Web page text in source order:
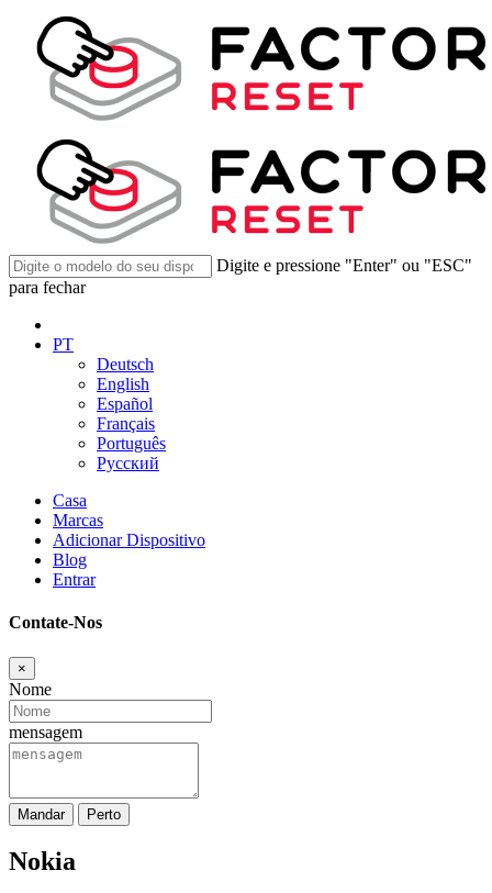
Digite e pressione "Enter" ou "ESC"
para fechar
PT
Deutsch
English
Español
Français
Português
Русский
Casa
Marcas
Adicionar Dispositivo
Blog
Entrar
Contate-Nos
×
Nome
mensagem
Mandar Perto
Nokia